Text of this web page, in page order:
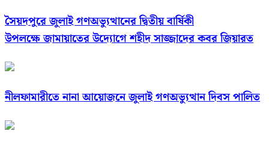
সৈয়দপুরে জুলাই গণঅভ্যুত্থানের দ্বিতীয় বার্ষিকী
উপলক্ষে জামায়াতের উদ্যোগে শহীদ সাজ্জাদের কবর জিয়ারত
নীলফামারীতে নানা আয়োজনে জুলাই গণঅভ্যুত্থান দিবস পালিত